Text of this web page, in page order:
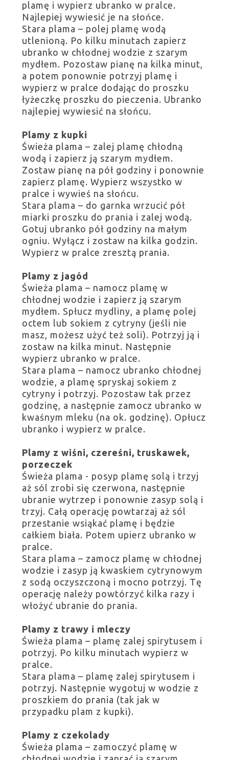
plamę i wypierz ubranko w pralce.
Najlepiej wywiesić je na słońce.
Stara plama – polej plamę wodą
utlenioną. Po kilku minutach zapierz
ubranko w chłodnej wodzie z szarym
mydłem. Pozostaw pianę na kilka minut,
a potem ponownie potrzyj plamę i
wypierz w pralce dodając do proszku
łyżeczkę proszku do pieczenia. Ubranko
najlepiej wywiesić na słońcu.
Plamy z kupki
Świeża plama – zalej plamę chłodną
wodą i zapierz ją szarym mydłem.
Zostaw pianę na pół godziny i ponownie
zapierz plamę. Wypierz wszystko w
pralce i wywieś na słońcu.
Stara plama – do garnka wrzucić pół
miarki proszku do prania i zalej wodą.
Gotuj ubranko pół godziny na małym
ogniu. Wyłącz i zostaw na kilka godzin.
Wypierz w pralce zresztą prania.
Plamy z jagód
Świeża plama – namocz plamę w
chłodnej wodzie i zapierz ją szarym
mydłem. Spłucz mydliny, a plamę polej
octem lub sokiem z cytryny (jeśli nie
masz, możesz użyć też soli). Potrzyj ją i
zostaw na kilka minut. Następnie
wypierz ubranko w pralce.
Stara plama – namocz ubranko chłodnej
wodzie, a plamę spryskaj sokiem z
cytryny i potrzyj. Pozostaw tak przez
godzinę, a następnie zamocz ubranko w
kwaśnym mleku (na ok. godzinę). Opłucz
ubranko i wypierz w pralce.
Plamy z wiśni, czereśni, truskawek,
porzeczek
Świeża plama - posyp plamę solą i trzyj
aż sól zrobi się czerwona, następnie
ubranie wytrzep i ponownie zasyp solą i
trzyj. Całą operację powtarzaj aż sól
przestanie wsiąkać plamę i będzie
całkiem biała. Potem upierz ubranko w
pralce.
Stara plama – zamocz plamę w chłodnej
wodzie i zasyp ją kwaskiem cytrynowym
z sodą oczyszczoną i mocno potrzyj. Tę
operację należy powtórzyć kilka razy i
włożyć ubranie do prania.
Plamy z trawy i mleczy
Świeża plama – plamę zalej spirytusem i
potrzyj. Po kilku minutach wypierz w
pralce.
Stara plama – plamę zalej spirytusem i
potrzyj. Następnie wygotuj w wodzie z
proszkiem do prania (tak jak w
przypadku plam z kupki).
Plamy z czekolady
Świeża plama – zamoczyć plamę w